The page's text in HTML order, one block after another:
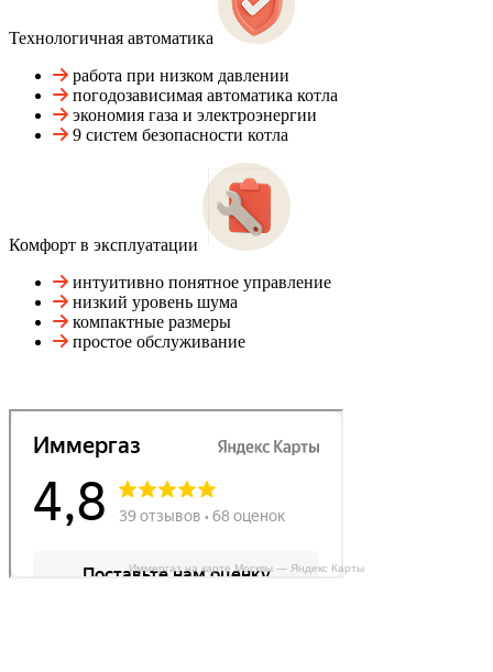
Технологичная автоматика
работа при низком давлении
погодозависимая автоматика котла
экономия газа и электроэнергии
9 систем безопасности котла
Комфорт в эксплуатации
интуитивно понятное управление
низкий уровень шума
компактные размеры
простое обслуживание
Иммергаз на карте Москвы — Яндекс Карты